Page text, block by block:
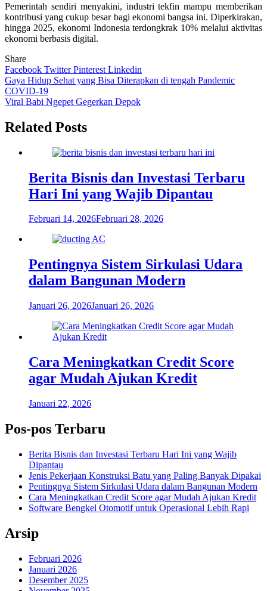
Pemerintah sendiri menyakini, industri tekfin mampu memberikan
kontribusi yang cukup besar bagi ekonomi bangsa ini. Diperkirakan,
hingga 2025, ekonomi Indonesia terdongkrak 10% melalui aktivitas
ekonomi berbasis digital.
Share
Facebook TwitterPinterest Linkedin
Navigasi
pos
Gaya Hidup Sehat yang Bisa Diterapkan di tengah Pandemic
COVID-19
Viral Babi Ngepet Gegerkan Depok
Related Posts
Berita Bisnis dan Investasi Terbaru
Hari Ini yang Wajib Dipantau
Februari 14, 2026Februari 28, 2026
Pentingnya Sistem Sirkulasi Udara
dalam Bangunan Modern
Januari 26, 2026Januari 26, 2026
Cara Meningkatkan Credit Score
agar Mudah Ajukan Kredit
Januari 22, 2026
Pos-pos Terbaru
Berita Bisnis dan Investasi Terbaru Hari Ini yang Wajib
Dipantau
Jenis Pekerjaan Konstruksi Batu yang Paling Banyak Dipakai
Pentingnya Sistem Sirkulasi Udara dalam Bangunan Modern
Cara Meningkatkan Credit Score agar Mudah Ajukan Kredit
Software Bengkel Otomotif untuk Operasional Lebih Rapi
Arsip
Februari 2026
Januari 2026
Desember 2025